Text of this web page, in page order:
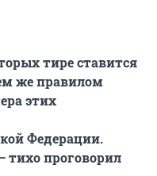
тире ставится
же правилом
этих
Федерации.
тихо проговорил